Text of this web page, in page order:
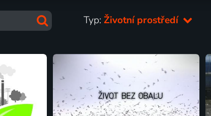
Typ: Životní prostředí